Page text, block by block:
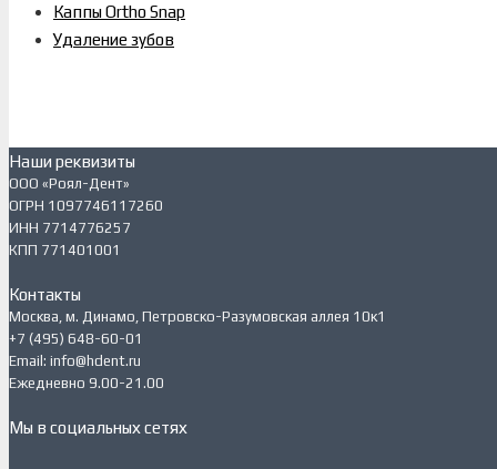
Каппы Ortho Snap
Удаление зубов
Наши реквизиты
ООО «Роял-Дент»
ОГРН 1097746117260
ИНН 7714776257
КПП 771401001
Контакты
Москва, м. Динамо, Петровско-Разумовская аллея 10к1
+7 (495) 648-60-01
Email: info@hdent.ru
Ежедневно 9.00-21.00
Мы в социальных сетях